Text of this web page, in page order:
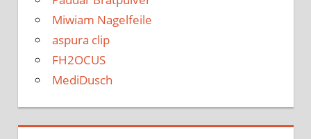
Miwiam Nagelfeile
aspura clip
FH2OCUS
MediDusch